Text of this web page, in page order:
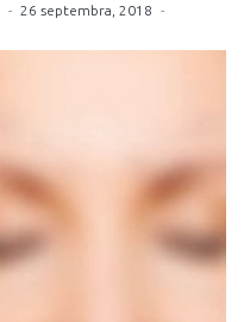
26 septembra, 2018